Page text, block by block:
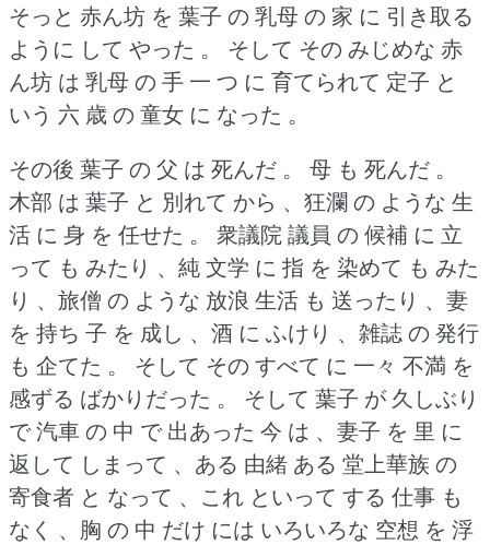
そっと 赤ん坊 を 葉子 の 乳母 の 家 に 引き取る
ように して やった 。
そして その みじめな 赤
ん坊 は 乳母 の 手 一 つ に 育てられて 定子 と
いう 六 歳 の 童女 に なった 。
その後 葉子 の 父 は 死んだ 。
母 も 死んだ 。
木部 は 葉子 と 別れて から 、狂瀾 の ような 生
活 に 身 を 任せた 。
衆議院 議員 の 候補 に 立
って も みたり 、純 文学 に 指 を 染めて も みた
り 、旅僧 の ような 放浪 生活 も 送ったり 、妻
を 持ち 子 を 成し 、酒 に ふけり 、雑誌 の 発行
も 企てた 。
そして その すべて に 一々 不満 を
感ずる ばかりだった 。
そして 葉子 が 久しぶり
で 汽車 の 中 で 出あった 今 は 、妻子 を 里 に
返して しまって 、ある 由緒 ある 堂上華族 の
寄食者 と なって 、これ といって する 仕事 も
なく 、胸 の 中 だけ には いろいろな 空想 を 浮